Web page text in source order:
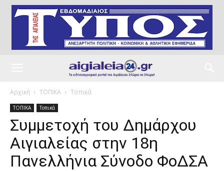
Αρχική ΤΟΠΙΚΑ Τοπικά
ΤΟΠΙΚΑ Τοπικά
Συμμετοχή του Δημάρχου
Αιγιαλείας στην 18η
Πανελλήνια Σύνοδο ΦοΔΣΑ